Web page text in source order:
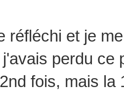
réfléchi et je
perdu ce
fois, mais